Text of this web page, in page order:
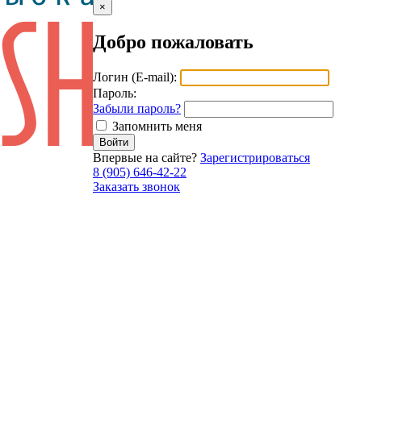
×
Добро пожаловать
Логин (E-mail):
Пароль:
Забыли пароль?
Запомнить меня
Впервые на сайте? Зарегистрироваться
8 (905) 646-42-22
Заказать звонок